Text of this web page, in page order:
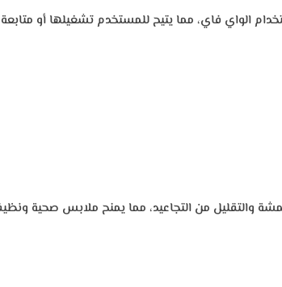
الواي فاي، مما يتيح للمستخدم تشغيلها أو
والتقليل من التجاعيد، مما يمنح ملابس صحية